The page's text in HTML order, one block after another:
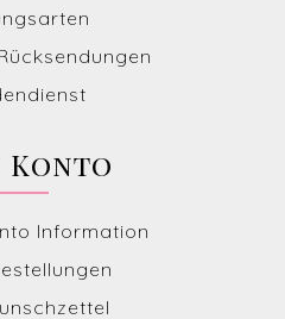
Konto
Information